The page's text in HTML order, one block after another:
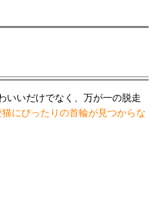
いいだけでなく、万が一の脱走
猫にぴったりの首輪が見つからな